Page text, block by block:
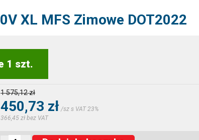
XL MFS Zimowe DOT2022
1 szt.
1 575,12 zł
450,73 zł /sz s VAT 23%
366,45 zł bez VAT